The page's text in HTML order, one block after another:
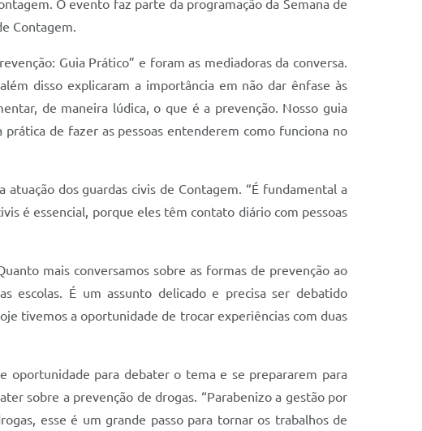
O evento faz parte da programação da Semana de
Contagem.
Guia Prático” e foram as mediadoras da conversa.
disso explicaram a importância em não dar ênfase às
de maneira lúdica, o que é a prevenção. Nosso guia
de fazer as pessoas entenderem como funciona no
dos guardas civis de Contagem. “É fundamental a
é essencial, porque eles têm contato diário com pessoas
mais conversamos sobre as formas de prevenção ao
escolas. É um assunto delicado e precisa ser debatido
tivemos a oportunidade de trocar experiências com duas
oportunidade para debater o tema e se prepararem para
sobre a prevenção de drogas. “Parabenizo a gestão por
esse é um grande passo para tornar os trabalhos de